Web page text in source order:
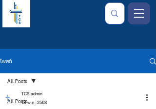
โพสต์
All Posts
All Posts
TCS admin
18 พ.ค. 2563